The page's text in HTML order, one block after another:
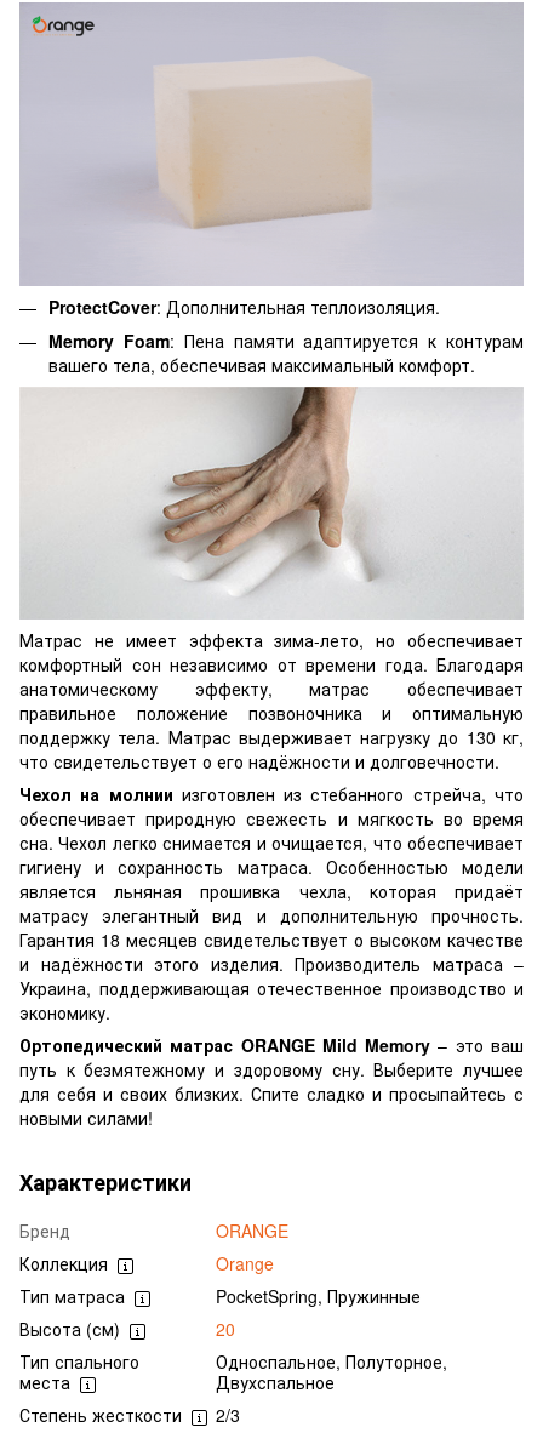
ProtectCover: Дополнительная теплоизоляция.
Memory Foam: Пена памяти адаптируется к контурам
вашего тела, обеспечивая максимальный комфорт.
Матрас не имеет эффекта зима-лето, но обеспечивает
комфортный сон независимо от времени года. Благодаря
анатомическому эффекту, матрас обеспечивает
правильное положение позвоночника и оптимальную
поддержку тела. Матрас выдерживает нагрузку до 130 кг,
что свидетельствует о его надёжности и долговечности.
Чехол на молнии изготовлен из стебанного стрейча, что
обеспечивает природную свежесть и мягкость во время
сна. Чехол легко снимается и очищается, что обеспечивает
гигиену и сохранность матраса. Особенностью модели
является льняная прошивка чехла, которая придаёт
матрасу элегантный вид и дополнительную прочность.
Гарантия 18 месяцев свидетельствует о высоком качестве
и надёжности этого изделия. Производитель матраса –
Украина, поддерживающая отечественное производство и
экономику.
Ортопедический матрас ORANGE Mild Memory – это ваш
путь к безмятежному и здоровому сну. Выберите лучшее
для себя и своих близких. Спите сладко и просыпайтесь с
новыми силами!
Характеристики
Бренд
ORANGE
Коллекция
Orange
Тип матраса
PocketSpring, Пружинные
Высота (см)
20
Тип спального
места
Односпальное, Полуторное,
Двухспальное
Степень жесткости
2/3